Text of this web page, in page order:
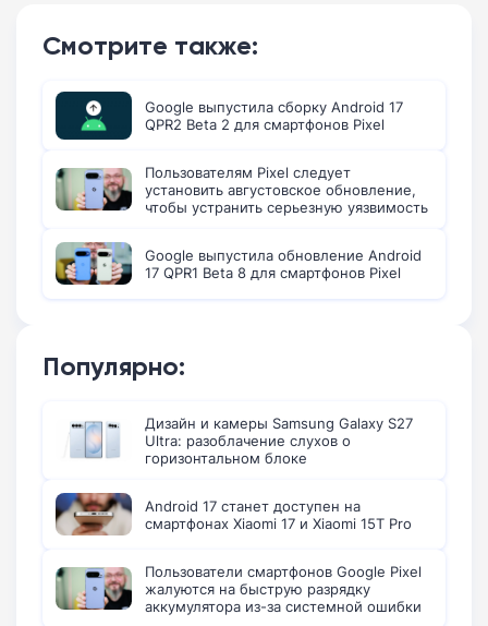
Смотрите также:
Google выпустила сборку Android 17
QPR2 Beta 2 для смартфонов Pixel
Пользователям Pixel следует
установить августовское обновление,
чтобы устранить серьезную уязвимость
Google выпустила обновление Android
17 QPR1 Beta 8 для смартфонов Pixel
Популярно:
Дизайн и камеры Samsung Galaxy S27
Ultra: разоблачение слухов о
горизонтальном блоке
Android 17 станет доступен на
смартфонах Xiaomi 17 и Xiaomi 15T Pro
Пользователи смартфонов Google Pixel
жалуются на быструю разрядку
аккумулятора из-за системной ошибки